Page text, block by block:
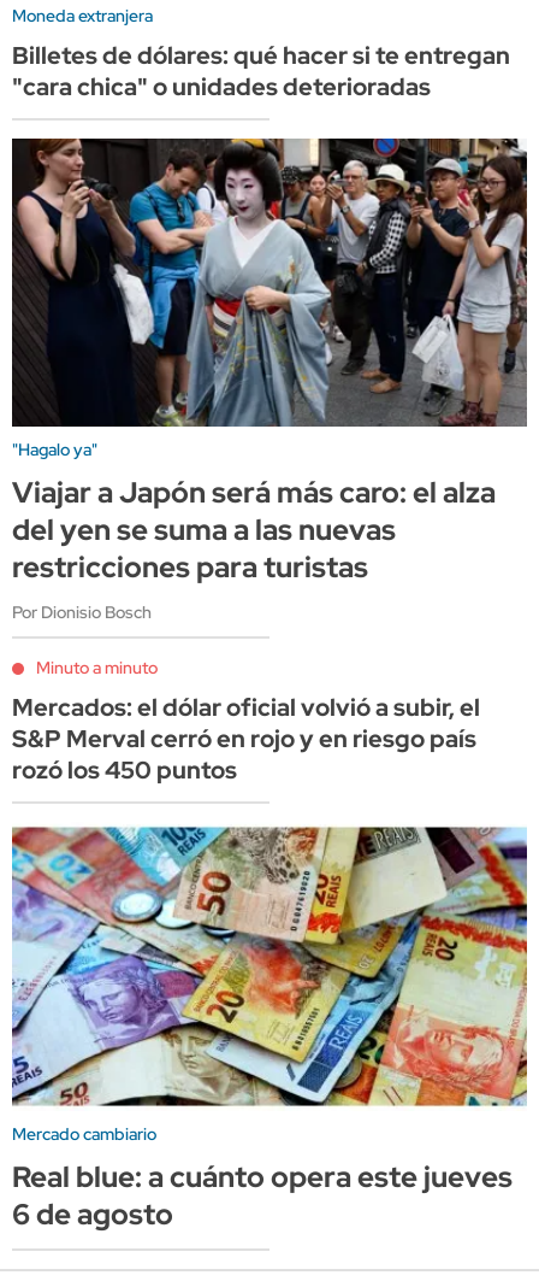
Moneda extranjera
Billetes de dólares: qué hacer si te entregan
"cara chica" o unidades deterioradas
"Hagalo ya"
Viajar a Japón será más caro: el alza
del yen se suma a las nuevas
restricciones para turistas
Por Dionisio Bosch
Minuto a minuto
Mercados: el dólar oficial volvió a subir, el
S&P Merval cerró en rojo y en riesgo país
rozó los 450 puntos
Mercado cambiario
Real blue: a cuánto opera este jueves
6 de agosto